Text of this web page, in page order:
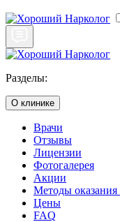
Разделы:
О клинике
Врачи
Отзывы
Лицензии
Фотогалерея
Акции
Методы
Цены
FAQ